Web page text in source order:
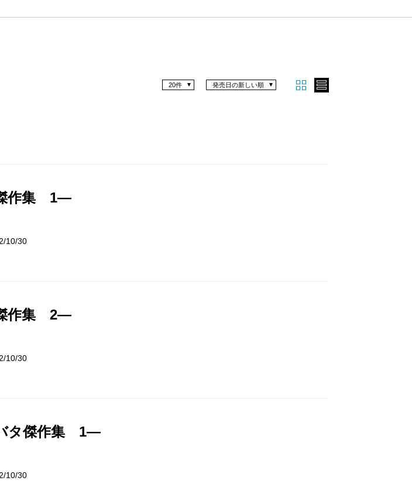
発売日の新しい順
20件
作集 1―
10/30
作集 2―
10/30
タ傑作集 1―
10/30